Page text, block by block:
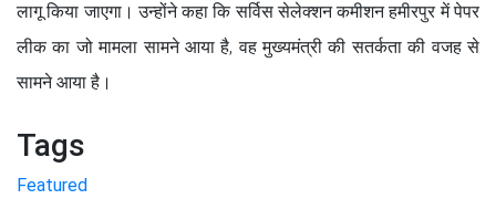
लागू किया जाएगा। उन्होंने कहा कि सर्विस सेलेक्शन कमीशन हमीरपुर में पेपर
लीक का जो मामला सामने आया है, वह मुख्यमंत्री की सतर्कता की वजह से
सामने आया है।
Tags
Featured